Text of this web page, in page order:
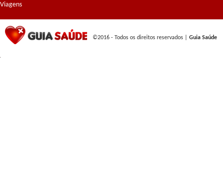
Viagens
©2016 - Todos os direitos reservados | Guia Saúde